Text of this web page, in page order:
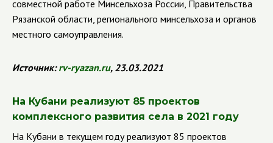
совместной работе Минсельхоза России, Правительства
Рязанской области, регионального минсельхоза и органов
местного самоуправления.
Источник:rv-ryazan.ru, 23.03.2021
На Кубани реализуют 85 проектов
комплексного развития села в 2021 году
На Кубани в текущем году реализуют 85 проектов